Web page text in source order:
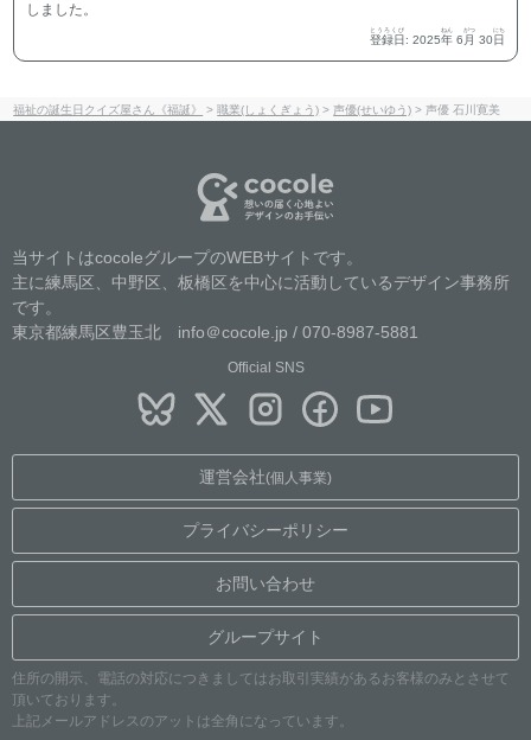
しました。
登録日
とうろくび
: 2025年
ねん
6 月
がつ
30日
にち
福祉の誕生日クイズ屋さん《福誕》 > 職業(しょくぎょう) >声優(せいゆう) >声優 石川寛美
当サイトはcocoleグループのWEBサイトです。
主に練馬区、中野区、板橋区を中心に活動しているデザイン事務所
です。
東京都練馬区豊玉北 info＠cocole.jp / 070-8987-5881
Official SNS
運営会社(個人事業)
プライバシーポリシー
お問い合わせ
グループサイト
住所の開示、電話の対応につきましてはお取引実績があるお客様のみとさせて
頂いております。
上記メールアドレスのアットは全角になっています。